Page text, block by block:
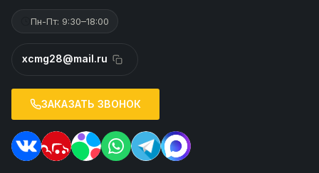
Пн-Пт: 9:30–18:00
xcmg28@mail.ru
ЗАКАЗАТЬ ЗВОНОК